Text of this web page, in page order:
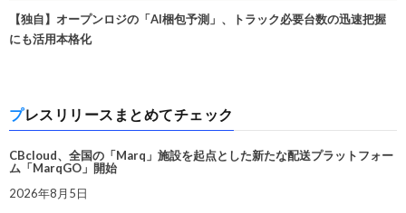
【独自】オープンロジの「AI梱包予測」、トラック必要台数の迅速把握
にも活用本格化
プレスリリースまとめてチェック
CBcloud、全国の「Marq」施設を起点とした新たな配送プラットフォー
ム「MarqGO」開始
2026年8月5日